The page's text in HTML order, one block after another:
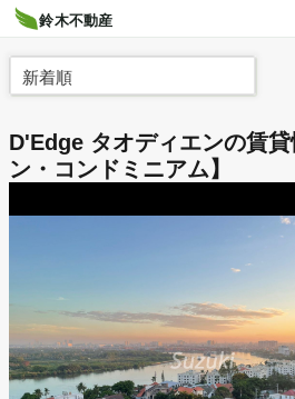
新着順
D'Edge タオディエンの賃貸
ン・コンドミニアム】
鈴木不動産